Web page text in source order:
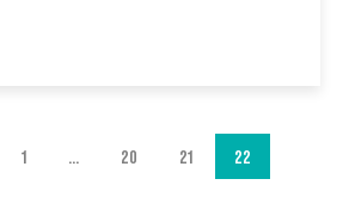
1 … 20 21 22